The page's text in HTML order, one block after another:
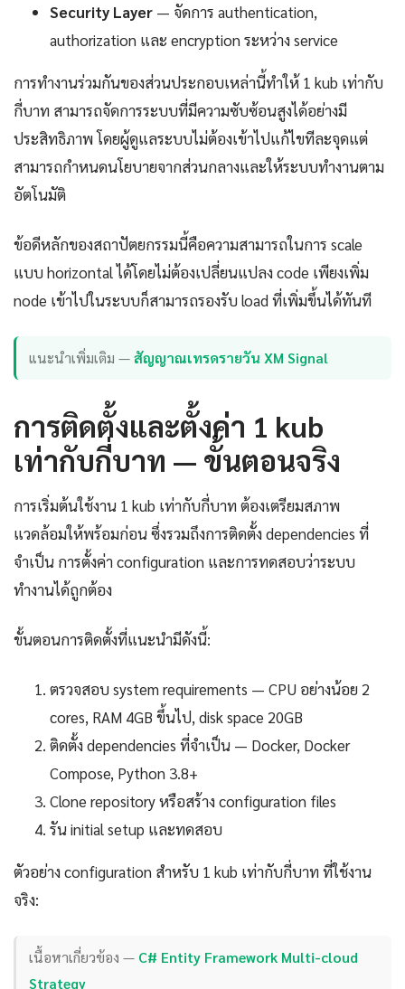
Security Layer — จัดการ authentication,
authorization และ encryption ระหว่าง service
การทำงานร่วมกันของส่วนประกอบเหล่านี้ทำให้ 1 kub เท่ากับ
กี่บาท สามารถจัดการระบบที่มีความซับซ้อนสูงได้อย่างมี
ประสิทธิภาพ โดยผู้ดูแลระบบไม่ต้องเข้าไปแก้ไขทีละจุดแต่
สามารถกำหนดนโยบายจากส่วนกลางและให้ระบบทำงานตาม
อัตโนมัติ
ข้อดีหลักของสถาปัตยกรรมนี้คือความสามารถในการ scale
แบบ horizontal ได้โดยไม่ต้องเปลี่ยนแปลง code เพียงเพิ่ม
node เข้าไปในระบบก็สามารถรองรับ load ที่เพิ่มขึ้นได้ทันที
แนะนำเพิ่มเติม —สัญญาณเทรดรายวัน XM Signal
การติดตั้งและตั้งค่า 1 kub
เท่ากับกี่บาท — ขั้นตอนจริง
การเริ่มต้นใช้งาน 1 kub เท่ากับกี่บาท ต้องเตรียมสภาพ
แวดล้อมให้พร้อมก่อน ซึ่งรวมถึงการติดตั้ง dependencies ที่
จำเป็น การตั้งค่า configuration และการทดสอบว่าระบบ
ทำงานได้ถูกต้อง
ขั้นตอนการติดตั้งที่แนะนำมีดังนี้:
ตรวจสอบ system requirements — CPU อย่างน้อย 2
cores, RAM 4GB ขึ้นไป, disk space 20GB
ติดตั้ง dependencies ที่จำเป็น — Docker, Docker
Compose, Python 3.8+
Clone repository หรือสร้าง configuration files
รัน initial setup และทดสอบ
ตัวอย่าง configuration สำหรับ 1 kub เท่ากับกี่บาท ที่ใช้งาน
จริง:
เนื้อหาเกี่ยวข้อง — C# Entity Framework Multi-cloud
Strategy